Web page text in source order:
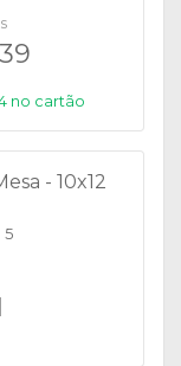
no cartão
- 10x12
5